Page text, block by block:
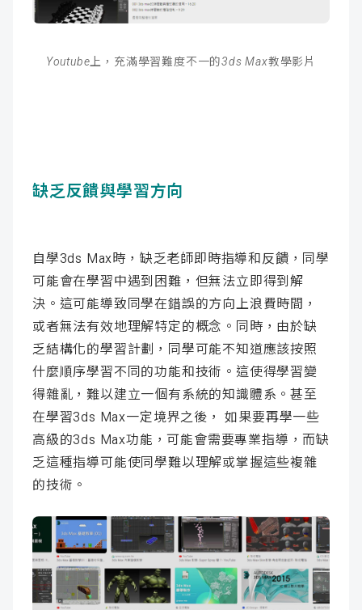
Youtube上，充滿學習難度不一的3ds Max教學影片
缺乏反饋與學習方向
自學3ds Max時，缺乏老師即時指導和反饋，同學
可能會在學習中遇到困難，但無法立即得到解
決。這可能導致同學在錯誤的方向上浪費時間，
或者無法有效地理解特定的概念。同時，由於缺
乏結構化的學習計劃，同學可能不知道應該按照
什麼順序學習不同的功能和技術。這使得學習變
得雜亂，難以建立一個有系統的知識體系。甚至
在學習3ds Max一定境界之後， 如果要再學一些
高級的3ds Max功能，可能會需要專業指導，而缺
乏這種指導可能使同學難以理解或掌握這些複雜
的技術。